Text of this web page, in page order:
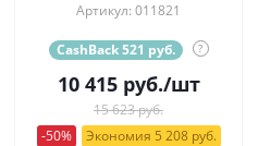
Артикул: 011821
CashBack 521 руб. ?
10 415руб./шт
15 623 руб.
-50%
Экономия 5 208 руб.